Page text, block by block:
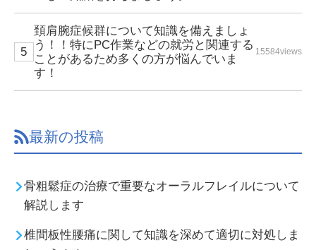
頚肩腕症候群について知識を備えましょ
う！！特にPC作業などの就労と関連する
ことがあるため多くの方が悩んでいま
す！
15584views
最新の投稿
骨粗鬆症の治療で重要なオーラルフレイルについて
解説します
椎間板性腰痛に関して知識を深めて適切に対処しま